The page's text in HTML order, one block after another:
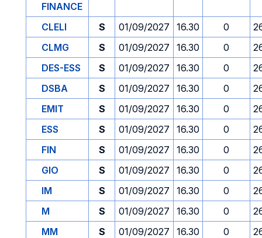
FINANCE
CLELI S 01/09/2027 16.30 0
CLMG
S 01/09/2027 16.30 0
DES-ESS
S 01/09/2027 16.30 0
DSBA
S 01/09/2027 16.30 0
EMIT
S 01/09/2027 16.30 0
ESS
S 01/09/2027 16.30 0
FIN
S 01/09/2027 16.30 0
GIO
S 01/09/2027 16.30 0
IM
S 01/09/2027 16.30 0
M
S 01/09/2027 16.30 0
MM
S 01/09/2027 16.30 0